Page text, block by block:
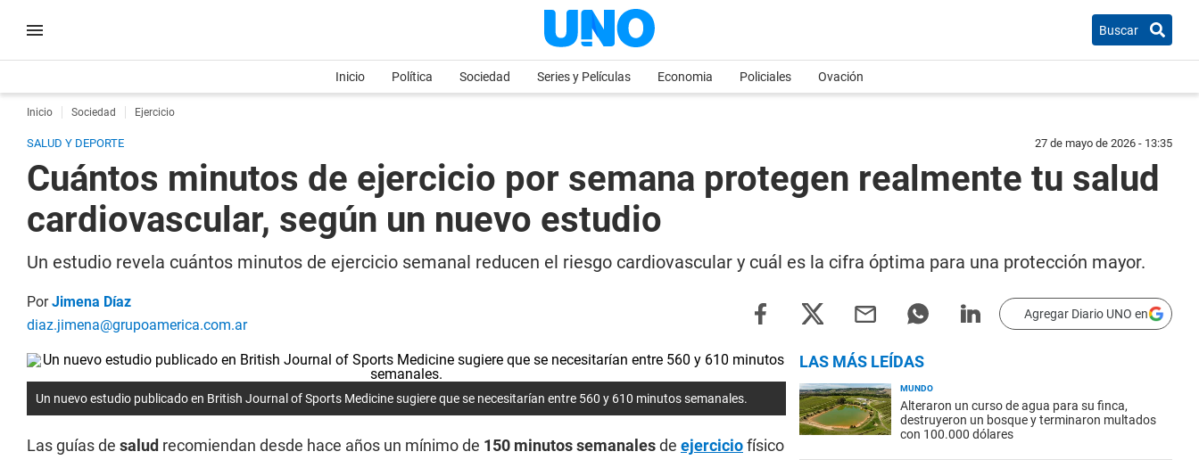
Buscar
Inicio Política Sociedad Series y Películas Economia Policiales Ovación
Inicio Sociedad Ejercicio
SALUD Y DEPORTE 27 de mayo de 2026 - 13:35
Cuántos minutos de ejercicio por semana protegen realmente tu salud
cardiovascular, según un nuevo estudio
Un estudio revela cuántos minutos de ejercicio semanal reducen el riesgo cardiovascular y cuál es la cifra óptima para una protección mayor.
PorJimena Díaz
diaz.jimena@grupoamerica.com.ar
Agregar Diario UNO en
Un nuevo estudio publicado en British Journal of Sports Medicinesugiere que se necesitarían entre 560 y 610 minutos semanales.
Las guías de salud recomiendan desde hace años un mínimo de 150 minutos semanalesde ejerciciofísico
LAS MÁS LEÍDAS
MUNDO
Alteraron un curso de agua para su finca,
destruyeron un bosque y terminaron multados
con 100.000 dólares